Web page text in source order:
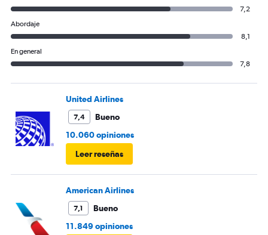
7,2
Abordaje
8,1
En general
7,8
United Airlines
7,4
Bueno
10.060 opiniones
Leer reseñas
American Airlines
7,1
Bueno
11.849 opiniones